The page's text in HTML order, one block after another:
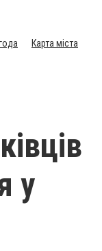
Карта міста
у